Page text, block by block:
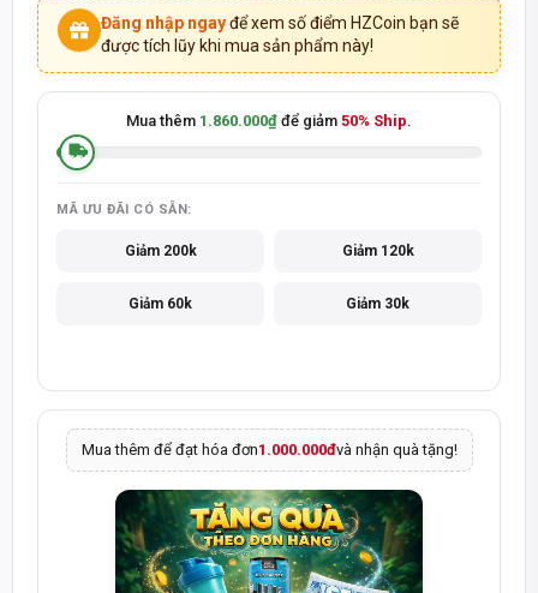
Đăng nhập ngayđể xem số điểm HZCoin bạn sẽ
được tích lũy khi mua sản phẩm này!
Mua thêm 1.860.000₫ để giảm 50% Ship.
MÃ ƯU ĐÃI CÓ SẴN:
Giảm 200k Giảm 120k
Giảm 60k Giảm 30k
Mua thêm để đạt hóa đơn1.000.000đvà nhận quà tặng!